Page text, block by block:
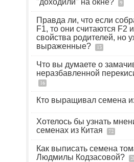
"доходили" на окне?
9
Правда ли, что если
F1, то они считаются F2
свойства родителей, но
выраженные?
13
Что вы думаете о
неразбавленной
16
Кто выращивал семена
Хотелось бы узнать
семенах из Китая
72
Как выписать семена
Людмилы Кодзасовой?